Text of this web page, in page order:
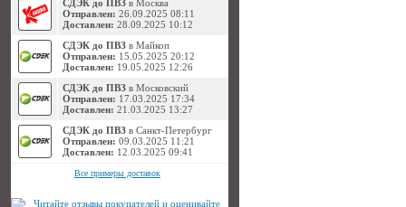
СДЭК до ПВЗ в Москва
Отправлен: 26.09.2025 08:11
Доставлен: 28.09.2025 10:12
СДЭК до ПВЗ в Майкоп
Отправлен: 15.05.2025 20:12
Доставлен: 19.05.2025 12:26
СДЭК до ПВЗ в Московский
Отправлен: 17.03.2025 17:34
Доставлен: 21.03.2025 13:27
СДЭК до ПВЗ в Санкт-Петербург
Отправлен: 09.03.2025 11:21
Доставлен: 12.03.2025 09:41
Все примеры доставок